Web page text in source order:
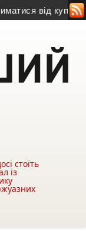
від купівлі
стоїть
із